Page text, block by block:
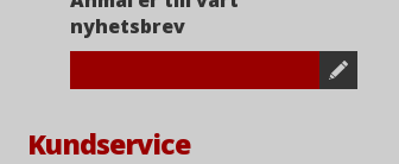
nyhetsbrev
Kundservice